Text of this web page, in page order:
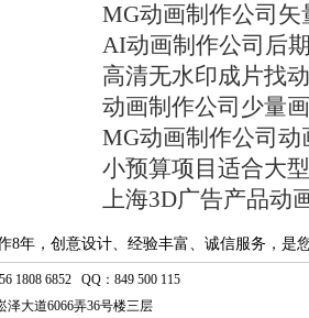
MG动画制作公司
AI动画制作公司后
高清无水印成片找
动画制作公司少量
MG动画制作公司
小预算项目适合大
上海3D广告产品动
8年，创意设计、经验丰富、诚信服务，是
1808 6852 QQ：849 500 115
大道6066弄36号楼三层